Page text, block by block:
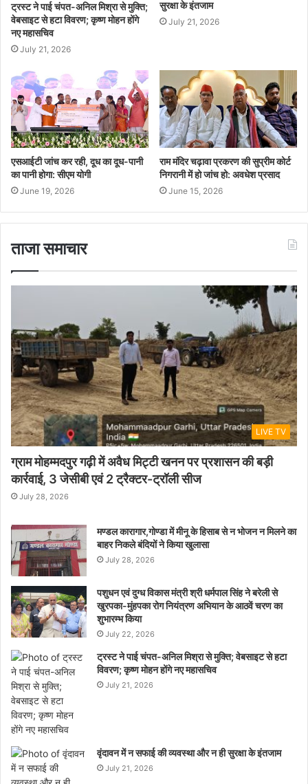
ट्रस्ट ने पाई चंपत-अनिल मिश्रा से मुक्ति;
वेबसाइट से हटा विवरण; कृष्ण मोहन होंगे
नए महासचिव
July 21, 2026
सुरक्षा के इंतजाम
July 21, 2026
एसआईटी जांच कर रही, दूध का दूध-पानी
का पानी होगा: सीएम योगी
June 19, 2026
राम मंदिर चढ़ावा प्रकरण की सुप्रीम कोर्ट
निगरानी में हो जांच हो: अवधेश प्रसाद
June 15, 2026
ताजा समाचार
LIVE TV
ग्राम मोहम्मदपुर गढ़ी में अवैध मिट्टी खनन पर प्रशासन की बड़ी
कार्रवाई, 3 जेसीबी एवं 2 ट्रैक्टर-ट्रॉली सीज
July 28, 2026
मण्डल कारागार,गोण्डा में मीनू के हिसाब से न भोजन न मिलने का
बाहर निकले बंदियों ने किया खुलासा
July 28, 2026
पशुधन एवं दुग्ध विकास मंत्री श्री धर्मपाल सिंह ने बरेली से
खुरपका-मुंहपका रोग नियंत्रण अभियान के आठवें चरण का
शुभारम्भ किया
July 22, 2026
ट्रस्ट ने पाई चंपत-अनिल मिश्रा से मुक्ति; वेबसाइट से हटा
विवरण; कृष्ण मोहन होंगे नए महासचिव
July 21, 2026
वृंदावन में न सफाई की व्यवस्था और न ही सुरक्षा के इंतजाम
July 21, 2026